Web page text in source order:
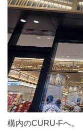
構内のCURU-Fへ。